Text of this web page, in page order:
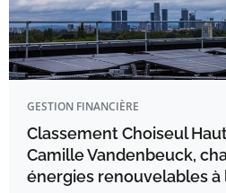
GESTION FINANCIÈRE
Classement Choiseul
Camille Vandenbeuck,
énergies renouvelables à